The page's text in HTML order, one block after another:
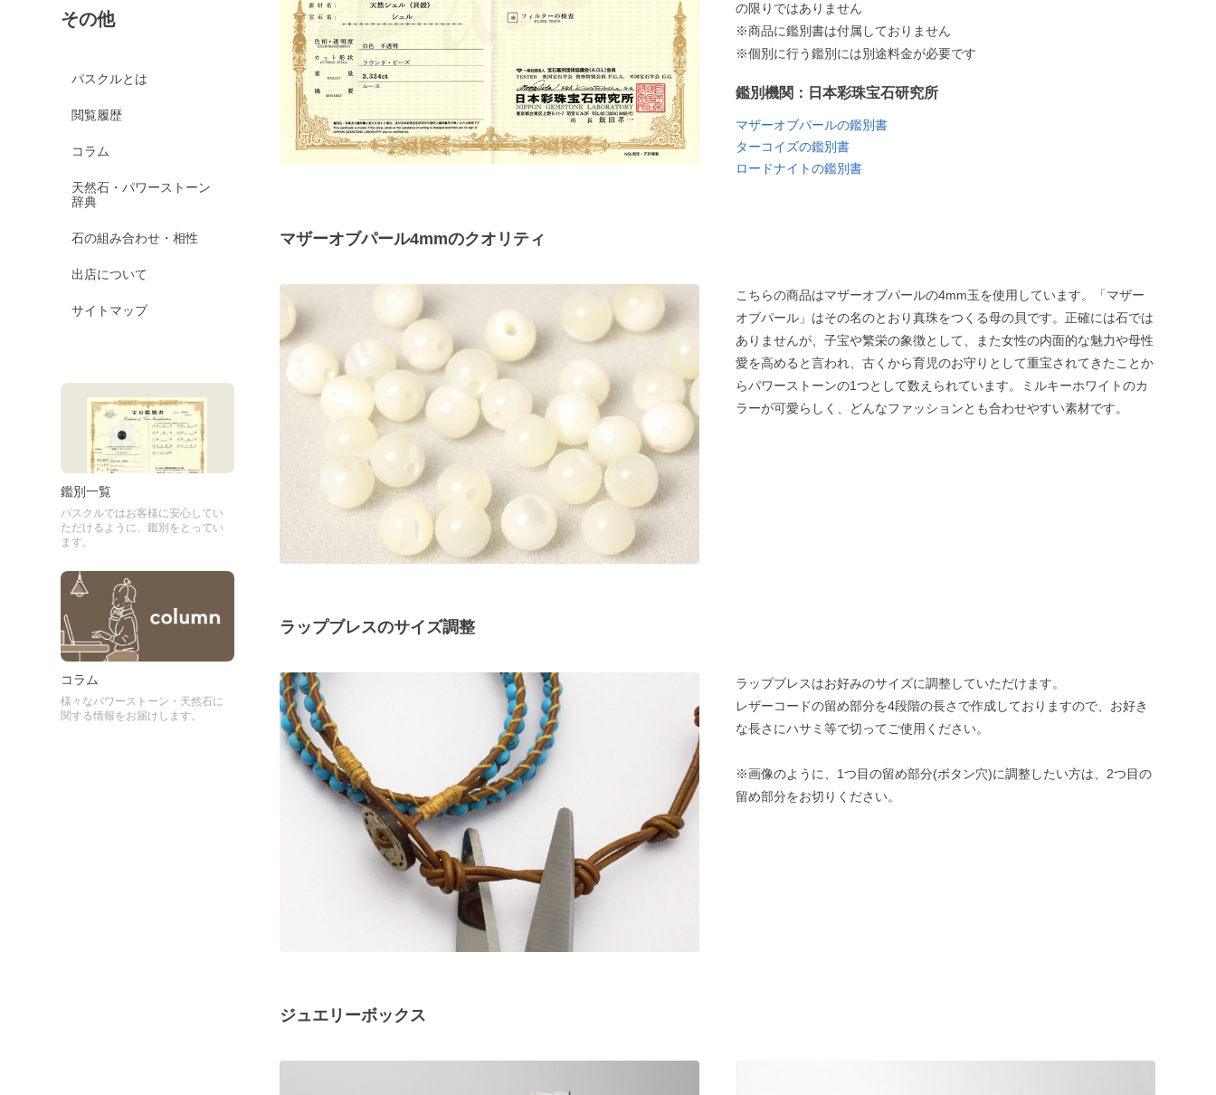
その他
パスクルとは
閲覧履歴
コラム
天然石・パワーストーン
辞典
石の組み合わせ・相性
出店について
サイトマップ
鑑別一覧
パスクルではお客様に安心してい
ただけるように、鑑別をとってい
ます。
コラム
様々なパワーストーン・天然石に
関する情報をお届けします。
の限りではありません
※商品に鑑別書は付属しておりません
※個別に行う鑑別には別途料金が必要です
鑑別機関：日本彩珠宝石研究所
マザーオブパールの鑑別書
ターコイズの鑑別書
ロードナイトの鑑別書
マザーオブパール4mmのクオリティ
こちらの商品はマザーオブパールの4mm玉を使用しています。「マザー
オブパール」はその名のとおり真珠をつくる母の貝です。正確には石では
ありませんが、子宝や繁栄の象徴として、また女性の内面的な魅力や母性
愛を高めると言われ、古くから育児のお守りとして重宝されてきたことか
らパワーストーンの1つとして数えられています。ミルキーホワイトのカ
ラーが可愛らしく、どんなファッションとも合わせやすい素材です。
ラップブレスのサイズ調整
ラップブレスはお好みのサイズに調整していただけます。
レザーコードの留め部分を4段階の長さで作成しておりますので、お好き
な長さにハサミ等で切ってご使用ください。
※画像のように、1つ目の留め部分(ボタン穴)に調整したい方は、2つ目の
留め部分をお切りください。
ジュエリーボックス